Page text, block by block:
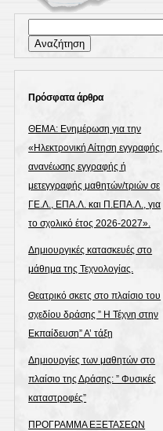
για:
Πρόσφατα άρθρα
ΘΕΜΑ: Ενημέρωση για την
«Ηλεκτρονική Αίτηση εγγραφής,
ανανέωσης εγγραφής ή
μετεγγραφής μαθητών/τριών σε
ΓΕ.Λ., ΕΠΑ.Λ. και Π.ΕΠΑ.Λ., για
το σχολικό έτος 2026-2027».
Δημιουργικές κατασκευές στο
μάθημα της Τεχνολογίας.
Θεατρικό σκετς στο πλαίσιο του
σχεδίου δράσης ” Η Τέχνη στην
Εκπαίδευση” Α’ τάξη
Δημιουργίες των μαθητών στο
πλαίσιο της Δράσης: ” Φυσικές
καταστροφές”
ΠΡΟΓΡΑΜΜΑ ΕΞΕΤΑΣΕΩΝ